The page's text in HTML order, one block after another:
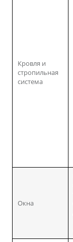
Кровля и
стропильная
система
Окна